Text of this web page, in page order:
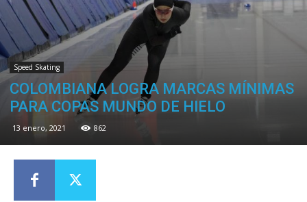
Speed Skating
COLOMBIANA LOGRA MARCAS MÍNIMAS
PARA COPAS MUNDO DE HIELO
13 enero, 2021 862